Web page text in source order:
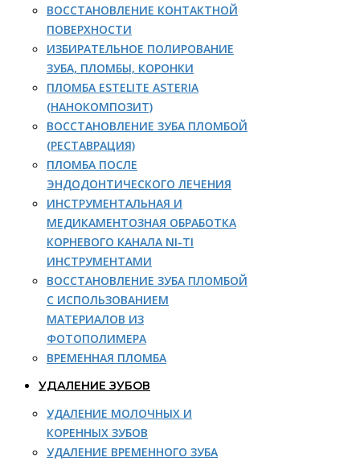
ВОССТАНОВЛЕНИЕ КОНТАКТНОЙ
ПОВЕРХНОСТИ
ИЗБИРАТЕЛЬНОЕ ПОЛИРОВАНИЕ
ЗУБА, ПЛОМБЫ, КОРОНКИ
ПЛОМБА ESTELITE ASTERIA
(НАНОКОМПОЗИТ)
ВОССТАНОВЛЕНИЕ ЗУБА ПЛОМБОЙ
(РЕСТАВРАЦИЯ)
ПЛОМБА ПОСЛЕ
ЭНДОДОНТИЧЕСКОГО ЛЕЧЕНИЯ
ИНСТРУМЕНТАЛЬНАЯ И
МЕДИКАМЕНТОЗНАЯ ОБРАБОТКА
КОРНЕВОГО КАНАЛА NI-TI
ИНСТРУМЕНТАМИ
ВОССТАНОВЛЕНИЕ ЗУБА ПЛОМБОЙ
С ИСПОЛЬЗОВАНИЕМ
МАТЕРИАЛОВ ИЗ
ФОТОПОЛИМЕРА
ВРЕМЕННАЯ ПЛОМБА
УДАЛЕНИЕ ЗУБОВ
УДАЛЕНИЕ МОЛОЧНЫХ И
КОРЕННЫХ ЗУБОВ
УДАЛЕНИЕ ВРЕМЕННОГО ЗУБА